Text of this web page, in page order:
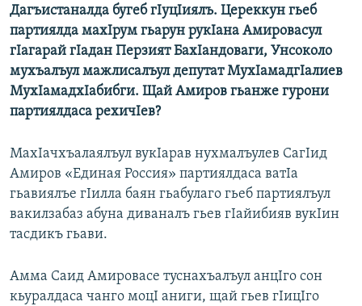
Дагъистаналда бугеб гIуцIиялъ. Цереккун гьеб
партиялда махIрум гьарун рукIана Амировасул
гIагарай гIадан Перзият БахIандоваги, Унсоколо
мухъалъул мажлисалъул депутат МухIамадгIалиев
МухIамадхIабибги. Щай Амиров гьанже гурони
партиялдаса рехичIев?
МахIачхъалаялъул вукIарав нухмалъулев СагIид
Амиров «Единая Россия» партиялдаса ватIа
гьавиялъе гIилла баян гьабулаго гьеб партиялъул
вакилзабаз абуна диваналъ гьев гIайибияв вукIин
тасдикъ гьави.
Амма Саид Амировасе туснахъалъул анцIго сон
кьуралдаса чанго моцI аниги, щай гьев гIицIго